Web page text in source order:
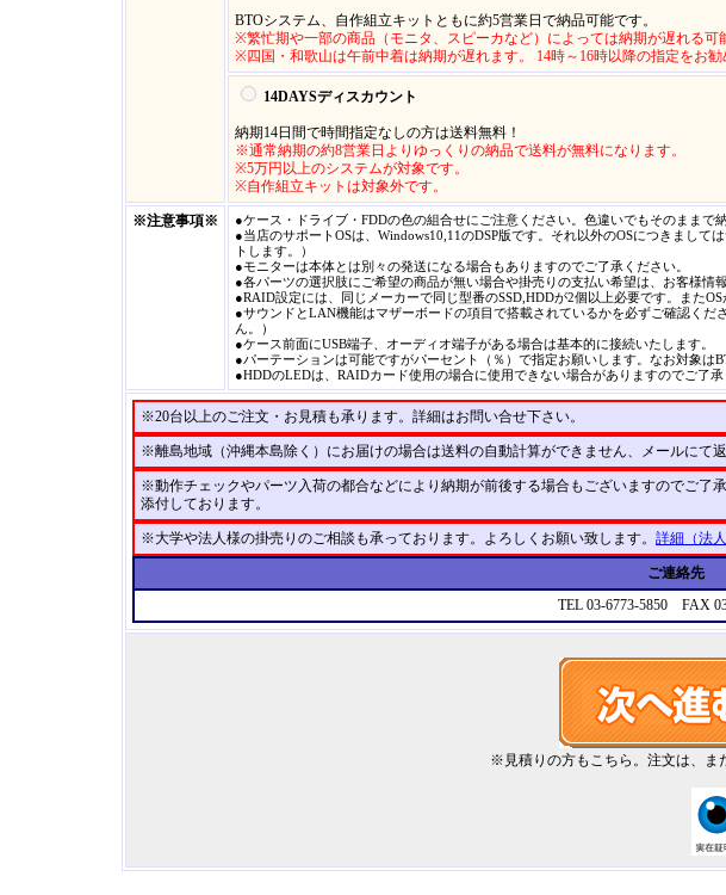
BTOシステム、自作組立キットともに約5営業日で納品可能です。
※繁忙期や一部の商品（モニタ、スピーカなど）によっては納期が遅れる可
※四国・和歌山は午前中着は納期が遅れます。 14時～16時以降の指定をお勧
14DAYSディスカウント
納期14日間で時間指定なしの方は送料無料！
※通常納期の約8営業日よりゆっくりの納品で送料が無料になります。
※5万円以上のシステムが対象です。
※自作組立キットは対象外です。
※注意事項※
●ケース・ドライブ・FDDの色の組合せにご注意ください。色違いでもそのままで
●当店のサポートOSは、Windows10,11のDSP版です。それ以外のOSにつきまし
トします。）
●モニターは本体とは別々の発送になる場合もありますのでご了承ください。
●各パーツの選択肢にご希望の商品が無い場合や掛売りの支払い希望は、お客様情
●RAID設定には、同じメーカーで同じ型番のSSD,HDDが2個以上必要です。またOS
●サウンドとLAN機能はマザーボードの項目で搭載されているかを必ずご確認く
ん。）
●ケース前面にUSB端子、オーディオ端子がある場合は基本的に接続いたします。
●パーテーションは可能ですがパーセント（％）で指定お願いします。なお対象は
●HDDのLEDは、RAIDカード使用の場合に使用できない場合がありますのでご了承
※20台以上のご注文・お見積も承ります。詳細はお問い合せ下さい。
※離島地域（沖縄本島除く）にお届けの場合は送料の自動計算ができません、メールにて返
※動作チェックやパーツ入荷の都合などにより納期が前後する場合もございますのでご了
添付しております。
※大学や法人様の掛売りのご相談も承っております。よろしくお願い致します。 詳細（法人
ご連絡先
TEL 03-6773-5850 FAX
※見積りの方もこちら。注文は、ま